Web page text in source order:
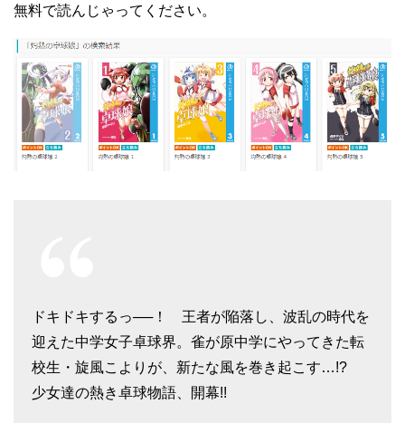
無料で読んじゃってください。
ドキドキするっ──！ 王者が陥落し、波乱の時代を
迎えた中学女子卓球界。雀が原中学にやってきた転
校生・旋風こよりが、新たな風を巻き起こす…!?
少女達の熱き卓球物語、開幕!!